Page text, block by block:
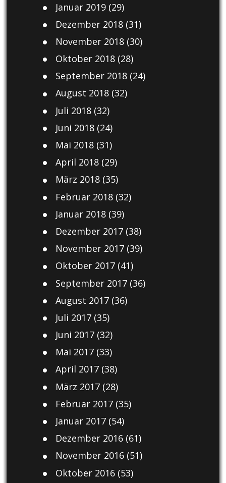
Januar 2019(29)
Dezember 2018(31)
November 2018(30)
Oktober 2018(28)
September 2018(24)
August 2018(32)
Juli 2018(32)
Juni 2018(24)
Mai 2018(31)
April 2018(29)
März 2018(35)
Februar 2018(32)
Januar 2018(39)
Dezember 2017(38)
November 2017(39)
Oktober 2017(41)
September 2017(36)
August 2017(36)
Juli 2017(35)
Juni 2017(32)
Mai 2017(33)
April 2017(38)
März 2017(28)
Februar 2017(35)
Januar 2017(54)
Dezember 2016(61)
November 2016(51)
Oktober 2016(53)